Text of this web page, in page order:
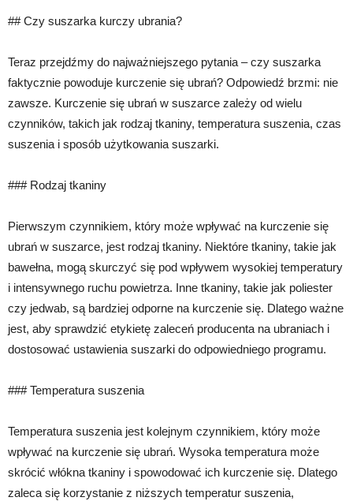
## Czy suszarka kurczy ubrania?
Teraz przejdźmy do najważniejszego pytania – czy suszarka
faktycznie powoduje kurczenie się ubrań? Odpowiedź brzmi: nie
zawsze. Kurczenie się ubrań w suszarce zależy od wielu
czynników, takich jak rodzaj tkaniny, temperatura suszenia, czas
suszenia i sposób użytkowania suszarki.
### Rodzaj tkaniny
Pierwszym czynnikiem, który może wpływać na kurczenie się
ubrań w suszarce, jest rodzaj tkaniny. Niektóre tkaniny, takie jak
bawełna, mogą skurczyć się pod wpływem wysokiej temperatury
i intensywnego ruchu powietrza. Inne tkaniny, takie jak poliester
czy jedwab, są bardziej odporne na kurczenie się. Dlatego ważne
jest, aby sprawdzić etykietę zaleceń producenta na ubraniach i
dostosować ustawienia suszarki do odpowiedniego programu.
### Temperatura suszenia
Temperatura suszenia jest kolejnym czynnikiem, który może
wpływać na kurczenie się ubrań. Wysoka temperatura może
skrócić włókna tkaniny i spowodować ich kurczenie się. Dlatego
zaleca się korzystanie z niższych temperatur suszenia,